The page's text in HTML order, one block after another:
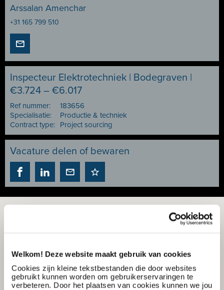
Welkom! Deze website maakt gebruik van cookies
Cookies zijn kleine tekstbestanden die door websites
gebruikt kunnen worden om gebruikerservaringen te
verbeteren. Door het plaatsen van cookies kunnen we jou
Arssalan Amenchar
+31 165 799 510
Inspecteur Elektrotechniek | Bodegraven |
€3.724 – €6.017
Ref nummer:
183656
Specialisatie:
Productie & techniek
Contract type:
Project sourcing
Vacature delen of bewaren